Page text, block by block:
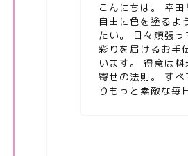
こんにちは。 幸田
自由に色を塗るよ
たい。 日々頑張
彩りを届けるお手
います。 得意は
寄せの法則。 す
りもっと素敵な毎